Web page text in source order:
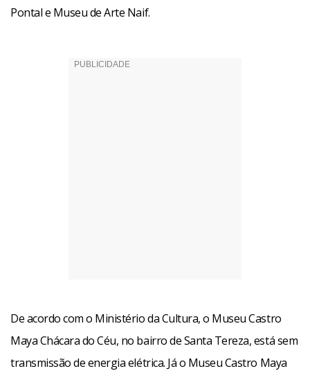
Pontal e Museu de Arte Naif.
De acordo com o Ministério da Cultura, o Museu Castro
Maya Chácara do Céu, no bairro de Santa Tereza, está sem
transmissão de energia elétrica. Já o Museu Castro Maya